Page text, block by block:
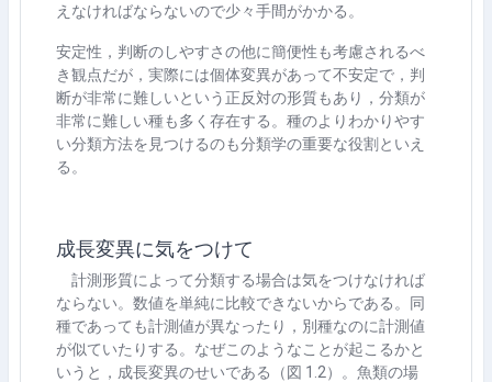
えなければならないので少々手間がかかる。
安定性，判断のしやすさの他に簡便性も考慮されるべ
き観点だが，実際には個体変異があって不安定で，判
断が非常に難しいという正反対の形質もあり，分類が
非常に難しい種も多く存在する。種のよりわかりやす
い分類方法を見つけるのも分類学の重要な役割といえ
る。
成長変異に気をつけて
計測形質によって分類する場合は気をつけなければ
ならない。数値を単純に比較できないからである。同
種であっても計測値が異なったり，別種なのに計測値
が似ていたりする。なぜこのようなことが起こるかと
いうと，成長変異のせいである（図 1.2）。魚類の場